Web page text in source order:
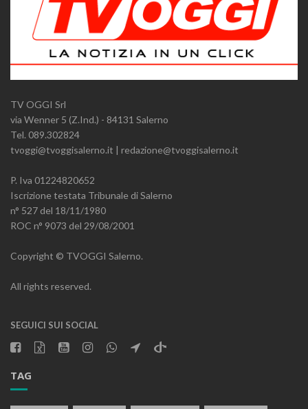
TV OGGI Srl
via Wenner 5 (Z.Ind.) - 84131 Salerno
Tel. 089.302824
tvoggi@tvoggisalerno.it | redazione@tvoggisalerno.it
P. Iva 01224820652
Iscrizione testata Tribunale di Salerno
n° 527 del 18/11/1980
ROC n° 9073 del 29/08/2001
Copyright © TVOGGI Salerno.
All rights reserved.
SEGUICI SUI SOCIAL
TAG